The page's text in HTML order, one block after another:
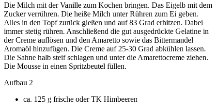
Die Milch mit der Vanille zum Kochen bringen. Das Eigelb mit dem
Zucker verrühren. Die heiße Milch unter Rühren zum Ei geben.
Alles in den Topf zurück gießen und auf 83 Grad erhitzen. Dabei
immer stetig rühren. Anschließend die gut ausgedrückte Gelatine in
der Creme auflösen und den Amaretto sowie das Bittermandel
Aromaöl hinzufügen. Die Creme auf 25-30 Grad abkühlen lassen.
Die Sahne halb steif schlagen und unter die Amarettocreme ziehen.
Die Mousse in einen Spritzbeutel füllen.
Aufbau 2
ca. 125 g frische oder TK Himbeeren